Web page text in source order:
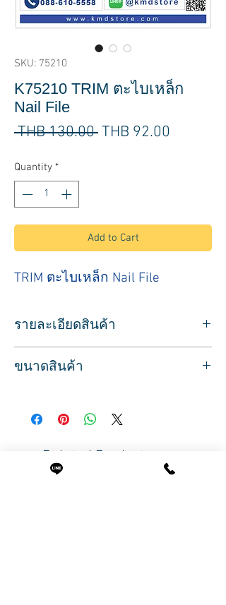
SKU: 75210
K75210 TRIM ตะไบเหล็ก
Nail File
THB 130.00 Regular
THB 92.00
Quantity *
Add to Cart
TRIM ตะไบเหล็ก Nail File
รายละเอียดสินค้า
สำหรับตะไบเล็บ เพื่อลดความยาวของเล็บ
สินค้าแบรนด์คุณภาพจากอเมริกา
ขนาดสินค้า
ยาว12.5 ซม.
Related Products